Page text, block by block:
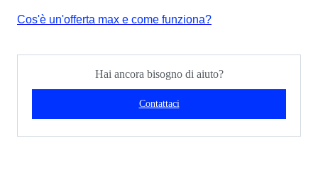
Cos'è un'offerta max e come funziona?
Hai ancora bisogno di aiuto?
Contattaci